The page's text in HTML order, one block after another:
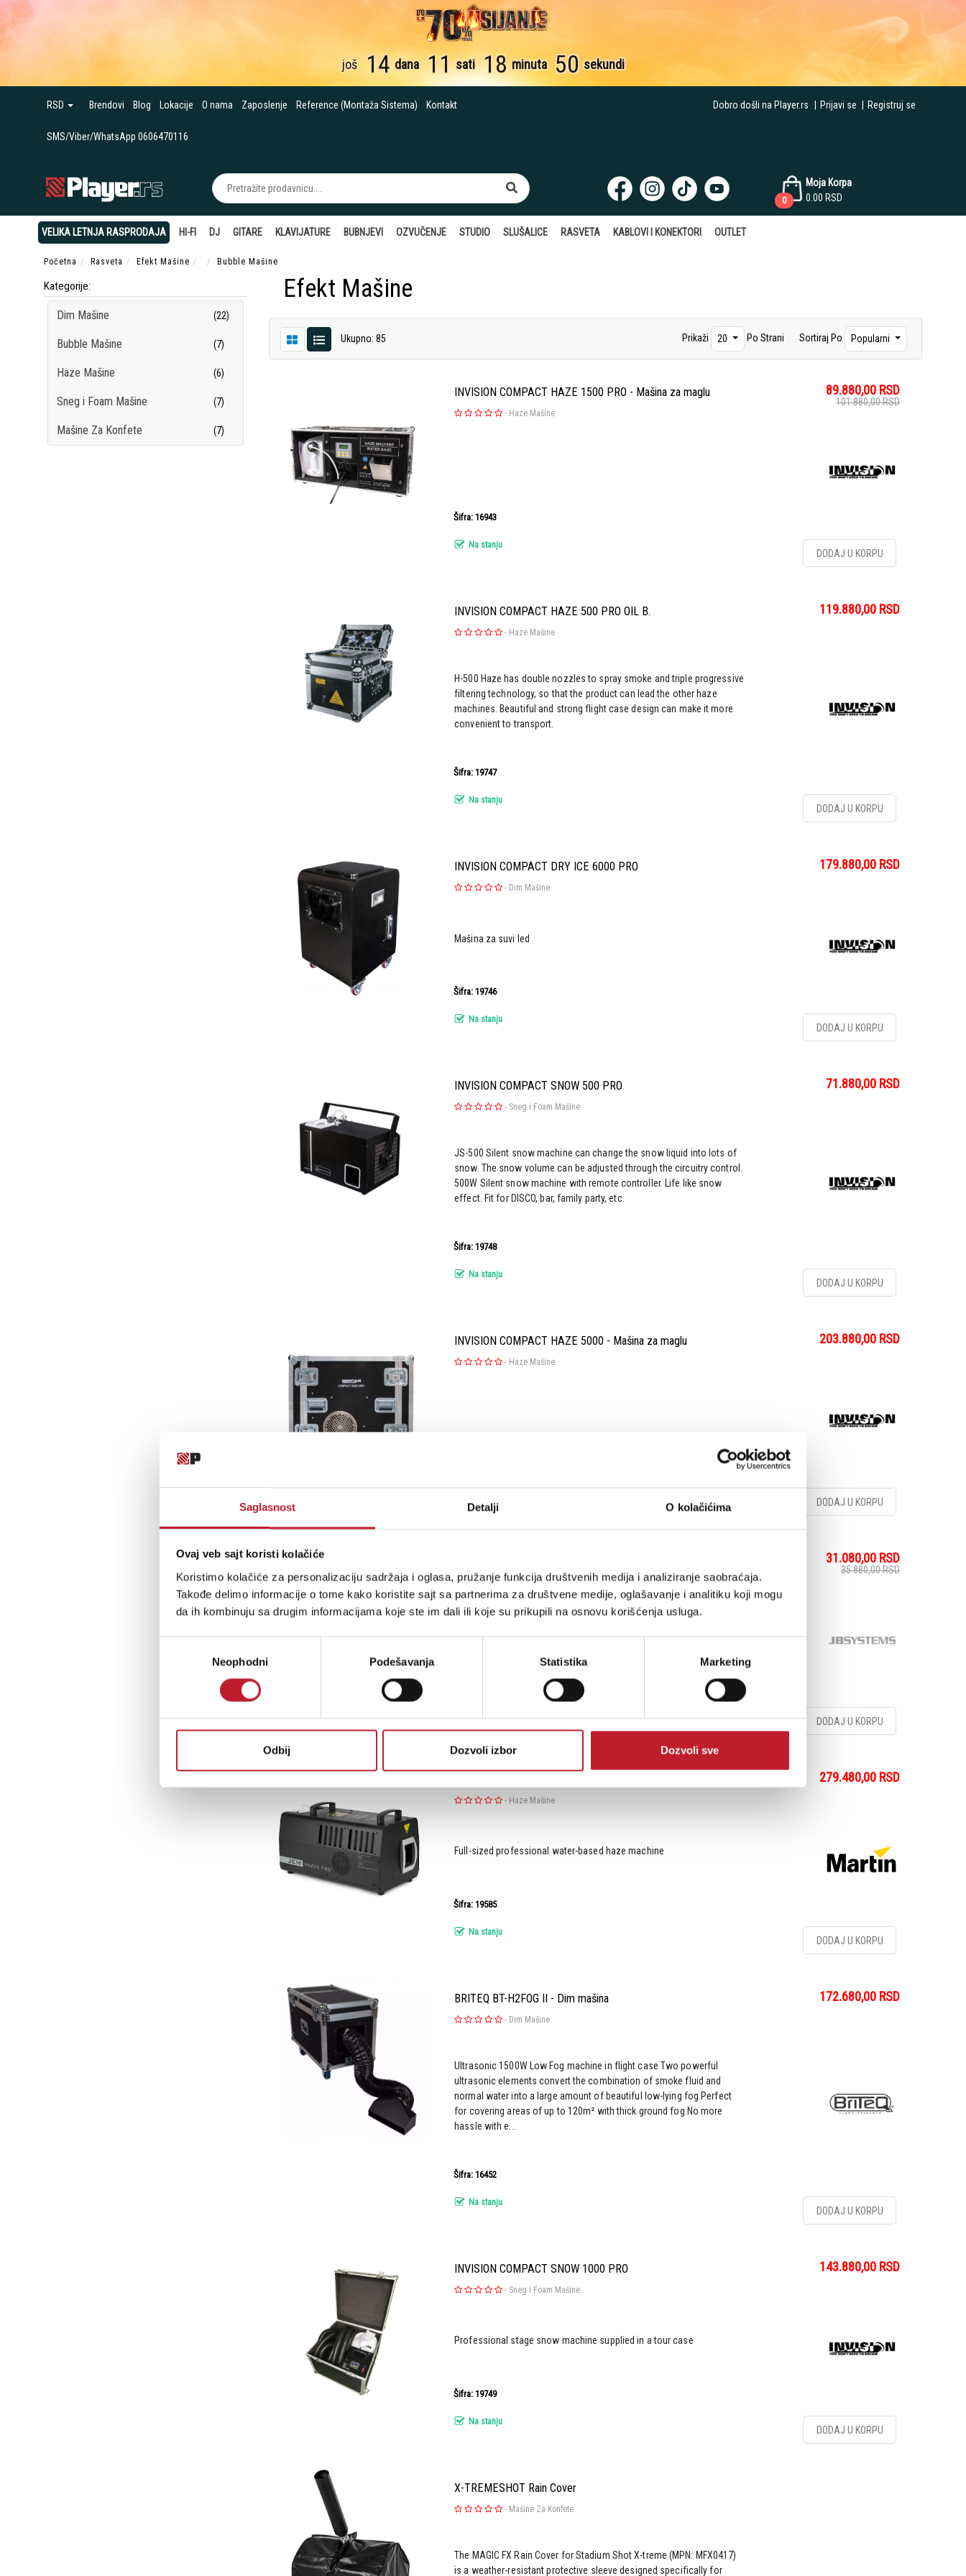
Saglasnost Detalji O kolačićima
Ovaj veb sajt koristi kolačiće
Koristimo kolačiće za personalizaciju sadržaja i oglasa, pružanje funkcija društvenih medija i analiziranje saobraćaja.
Takođe delimo informacije o tome kako koristite sajt sa partnerima za društvene medije, oglašavanje i analitiku koji mogu
da ih kombinuju sa drugim informacijama koje ste im dali ili koje su prikupili na osnovu korišćenja usluga.
сагласностиNeophodni Podešavanja Statistika Marketing
Odbij Dozvoli izbor Dozvoli sve
još 14 dana 11 sati 18 minuta 49 sekundi
RSD Brendovi Blog Lokacije O nama Zaposlenje Reference (Montaža Sistema) Kontakt
SMS/Viber/WhatsApp 0606470116
Dobro došli na Player.rs Prijavi se Registruj se
Moja Korpa
0.00 RSD
0
VELIKA LETNJA RASPRODAJA HI-FI DJ GITARE KLAVIJATURE BUBNJEVI OZVUČENJE STUDIO SLUŠALICE RASVETA KABLOVI I KONEKTORI OUTLET
Početna Rasveta Efekt Mašine Bubble Mašine
Kategorije:
Dim Mašine (22)
Bubble Mašine (7)
Haze Mašine (6)
Sneg i Foam Mašine (7)
Mašine Za Konfete (7)
Efekt Mašine
Ukupno: 85 Prikaži 20 Po Strani Sortiraj Po Popularni
INVISION COMPACT HAZE 1500 PRO - Mašina za maglu
- Haze Mašine
89.880,00 RSD
101.880,00RSD
Šifra: 16943
Na stanju
DODAJ U KORPU
INVISION COMPACT HAZE 500 PRO OIL B.
- Haze Mašine
119.880,00 RSD
H-500 Haze has double nozzles to spray smoke and triple progressive
filtering technology, so that the product can lead the other haze
machines. Beautiful and strong flight case design can make it more
convenient to transport.
Šifra: 19747
Na stanju
DODAJ U KORPU
INVISION COMPACT DRY ICE 6000 PRO
- Dim Mašine
179.880,00 RSD
Mašina za suvi led
Šifra: 19746
Na stanju
DODAJ U KORPU
INVISION COMPACT SNOW 500 PRO
- Sneg i Foam Mašine
71.880,00 RSD
JS-500 Silent snow machine can change the snow liquid into lots of
snow. The snow volume can be adjusted through the circuitry control.
500W Silent snow machine with remote controller. Life like snow
effect. Fit for DISCO, bar, family party, etc.
Šifra: 19748
Na stanju
DODAJ U KORPU
INVISION COMPACT HAZE 5000 - Mašina za maglu
- Haze Mašine
203.880,00 RSD
DODAJ U KORPU
-Sneg i Foam Mašine
31.080,00 RSD
35.880,00RSD
DODAJ U KORPU
- Haze Mašine
279.480,00 RSD
Full-sized professional water-based haze machine
Šifra: 19585
Na stanju
DODAJ U KORPU
BRITEQ BT-H2FOG II - Dim mašina
- Dim Mašine
172.680,00 RSD
Ultrasonic 1500W Low Fog machine in flight case Two powerful
ultrasonic elements convert the combination of smoke fluid and
normal water into a large amount of beautiful low-lying fog.Perfect
for covering areas of up to 120m² with thick ground fog.No more
hassle with e...
Šifra: 16452
Na stanju
DODAJ U KORPU
INVISION COMPACT SNOW 1000 PRO
- Sneg i Foam Mašine
143.880,00 RSD
Professional stage snow machine supplied in a tour case
Šifra: 19749
Na stanju
DODAJ U KORPU
X-TREMESHOT Rain Cover
- Mašine Za Konfete
The MAGIC FX Rain Cover for Stadium Shot X-treme (MPN: MFX0417)
is a weather-resistant protective sleeve designed specifically for